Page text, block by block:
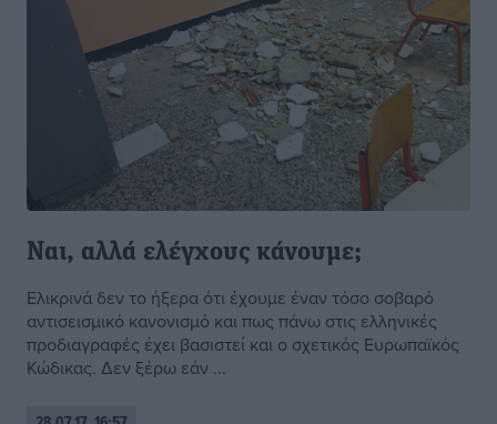
Ναι, αλλά ελέγχους κάνουμε;
Ελικρινά δεν το ήξερα ότι έχουμε έναν τόσο σοβαρό
αντισεισμικό κανονισμό και πως πάνω στις ελληνικές
προδιαγραφές έχει βασιστεί και ο σχετικός Ευρωπαϊκός
Κώδικας. Δεν ξέρω εάν ...